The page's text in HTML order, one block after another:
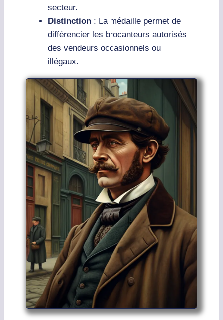
secteur.
Distinction : La médaille permet de
différencier les brocanteurs autorisés
des vendeurs occasionnels ou
illégaux.